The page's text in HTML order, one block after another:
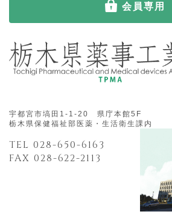
会員専用
宇都宮市塙田1-1-20 県庁本館5F
栃木県保健福祉部医薬・生活衛生課内
TEL 028-650-6163
FAX 028-622-2113